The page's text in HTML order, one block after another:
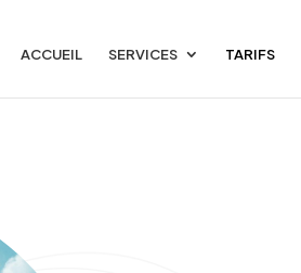
ACCUEIL SERVICES TARIFS